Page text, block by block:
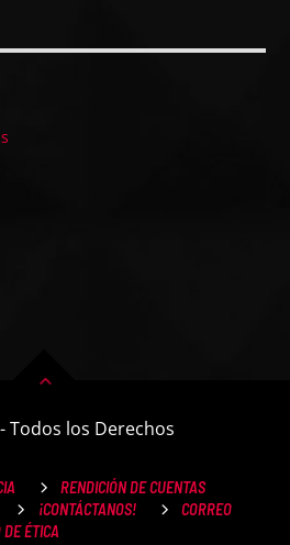
Todos los Derechos
RENDICIÓN DE CUENTAS
¡CONTÁCTANOS!
CORREO
DE ÉTICA